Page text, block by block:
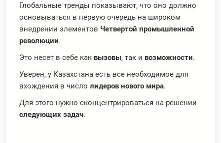
Глобальные тренды показывают, что оно должно
основываться в первую очередь на широком
внедрении элементов Четвертой промышленной
революции.
Это несет в себе как вызовы, так и возможности.
Уверен, у Казахстана есть все необходимое для
вхождения в числолидеров нового мира.
Для этого нужно сконцентрироваться на решении
следующих задач.